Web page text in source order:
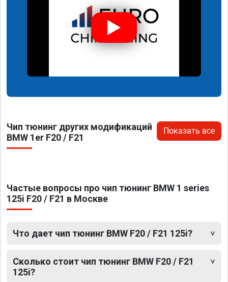
Чип тюнинг других модификаций
BMW 1er F20 / F21
Показать все
Частые вопросы про чип тюнинг BMW 1 series
125i F20 / F21 в Москве
Что дает чип тюнинг BMW F20 / F21 125i?
Сколько стоит чип тюнинг BMW F20 / F21
125i?